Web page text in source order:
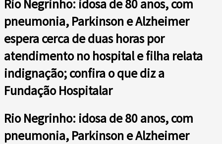
Rio Negrinho: idosa de 80 anos, com
pneumonia, Parkinson e Alzheimer
espera cerca de duas horas por
atendimento no hospital e filha relata
indignação; confira o que diz a
Fundação Hospitalar
Rio Negrinho: idosa de 80 anos, com
pneumonia, Parkinson e Alzheimer